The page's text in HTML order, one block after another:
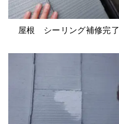
屋根 シーリング補修完了